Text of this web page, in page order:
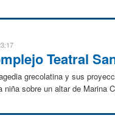
Teatral
grecolatina y sus
sobre un altar de Marina